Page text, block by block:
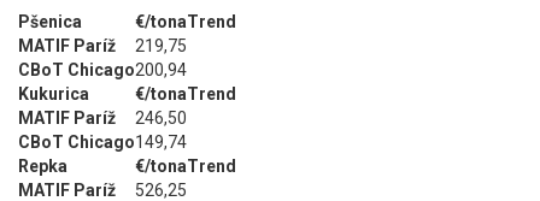
Pšenica
€/tonaTrend
MATIF Paríž
219,75
CBoT Chicago200,94
Kukurica
€/tonaTrend
MATIF Paríž
246,50
CBoT Chicago149,74
Repka
€/tonaTrend
MATIF Paríž
526,25